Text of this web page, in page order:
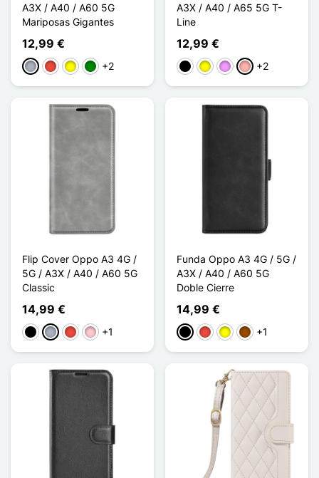
A3X / A40 / A60 5G
Mariposas Gigantes
12,99 €
Gris RojoAmarilloVerde
+2
A3X / A40 / A65 5G T-
Line
12,99 €
NegroAmarilloMorado claro
Oro rosa
+2
Flip Cover Oppo A3 4G /
5G / A3X / A40 / A60 5G
Classic
14,99 €
Negro
Gris RojoRosa+1
Funda Oppo A3 4G / 5G /
A3X / A40 / A60 5G
Doble Cierre
14,99 €
NegroRojoAmarilloMarrón
+1